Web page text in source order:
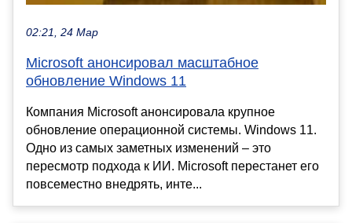
02:21, 24 Мар
Microsoft анонсировал масштабное
обновление Windows 11
Компания Microsoft анонсировала крупное
обновление операционной системы. Windows 11.
Одно из самых заметных изменений – это
пересмотр подхода к ИИ. Microsoft перестанет его
повсеместно внедрять, инте...